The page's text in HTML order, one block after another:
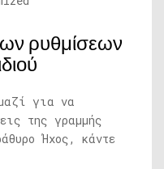
ρυθμίσεων
για να
της γραμμής
Ήχος, κάντε